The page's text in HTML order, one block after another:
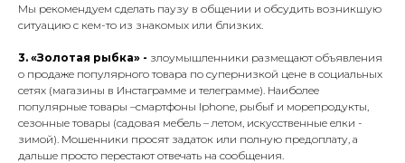
Мы рекомендуем сделать паузу в общении и обсудить возникшую
ситуацию с кем-то из знакомых или близких.
3. «Золотая рыбка» - злоумышленники размещают объявления
о продаже популярного товара по супернизкой цене в социальных
сетях (магазины в Инстаграмме и телеграмме). Наиболее
популярные товары –смартфоны Iphone, рыбыf и морепродукты,
сезонные товары (садовая мебель – летом, искусственные елки -
зимой). Мошенники просят задаток или полную предоплату, а
дальше просто перестают отвечать на сообщения.